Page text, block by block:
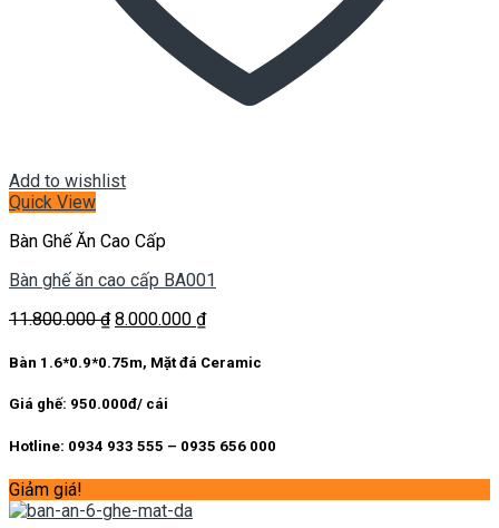
Add to wishlist
Quick View
Bàn Ghế Ăn Cao Cấp
Bàn ghế ăn cao cấp BA001
11.800.000₫ Giá
là:
8.000.000 ₫Giá
tại
Bàn 1.6*0.9*0.75m, Mặt đá Ceramic
Giá ghế: 950.000đ/ cái
Hotline: 0934 933 555 – 0935 656 000
Giảm giá!